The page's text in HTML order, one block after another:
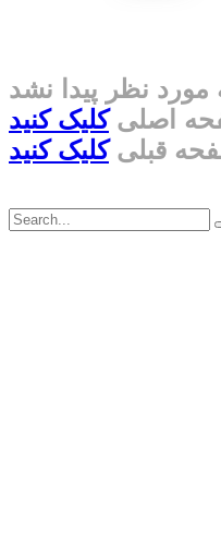
نظر پیدا نشد
اصلیکلیک کنید
قبلیکلیک کنید